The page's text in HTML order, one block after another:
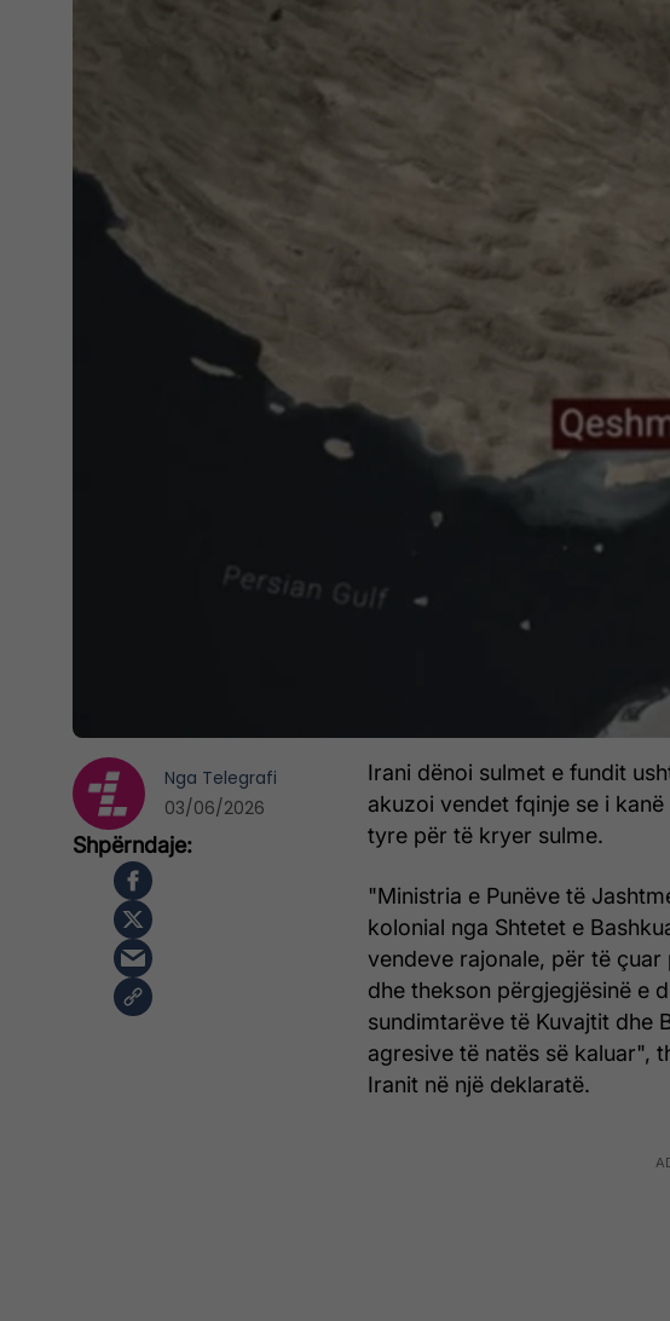
Irani dënoi sulmet e fundit
akuzoi vendet fqinje se i
tyre për të kryer sulme.
"Ministria e Punëve të
kolonial nga Shtetet e
vendeve rajonale, për të
dhe thekson përgjegjësinë e
sundimtarëve të Kuvajtit dhe
agresive të natës së kaluar",
Iranit në një deklaratë.
Nga Telegrafi
03/06/2026